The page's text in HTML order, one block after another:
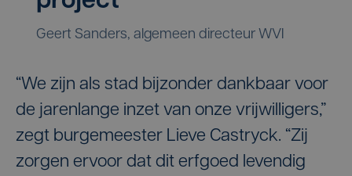
Geert Sanders, algemeen directeur WVI
“We zijn als stad bijzonder dankbaar voor
de jarenlange inzet van onze vrijwilligers,”
zegt burgemeester Lieve Castryck. “Zij
zorgen ervoor dat dit erfgoed levendig